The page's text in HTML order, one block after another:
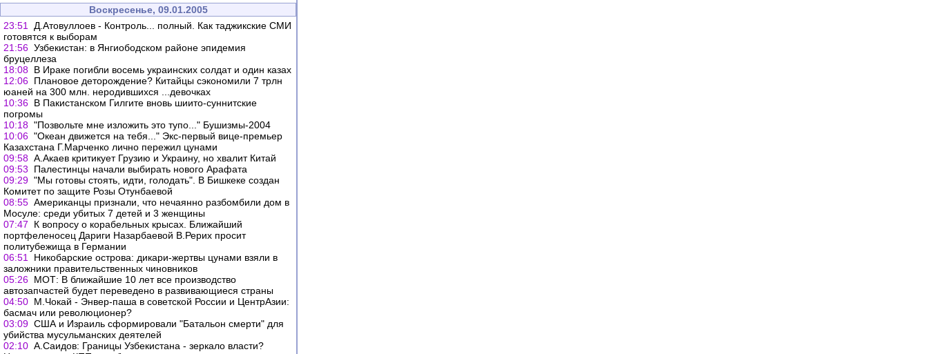
Воскресенье, 09.01.2005
23:51
Д.Атовуллоев - Контроль... полный. Как таджикские СМИ
готовятся к выборам
21:56 Узбекистан: в Янгиободском районе эпидемия
бруцеллеза
18:08 В Ираке погибли восемь украинских солдат и один казах
12:06 Плановое деторождение? Китайцы сэкономили 7 трлн
юаней на 300 млн. неродившихся ...девочках
10:36 В Пакистанском Гилгите вновь шиито-суннитские
погромы
10:18 "Позвольте мне изложить это тупо..." Бушизмы-2004
10:06 "Океан движется на тебя..." Экс-первый вице-премьер
Казахстана Г.Марченко лично пережил цунами
09:58 А.Акаев критикует Грузию и Украину, но хвалит Китай
09:53
Палестинцы начали выбирать нового Арафата
09:29 "Мы готовы стоять, идти, голодать". В Бишкеке создан
Комитет по защите Розы Отунбаевой
08:55 Американцы признали, что нечаянно разбомбили дом в
Мосуле: среди убитых 7 детей и 3 женщины
07:47
К вопросу о корабельных крысах. Ближайший
портфеленосец Дариги Назарбаевой В.Рерих просит
политубежища в Германии
06:51
Никобарские острова: дикари-жертвы цунами взяли в
заложники правительственных чиновников
05:26 МОТ: В ближайшие 10 лет все производство
автозапчастей будет переведено в развивающиеся страны
04:50 М.Чокай - Энвер-паша в советской России и ЦентрАзии:
басмач или революционер?
03:09 США и Израиль сформировали "Батальон смерти" для
убийства мусульманских деятелей
02:10 А.Саидов: Границы Узбекистана - зеркало власти?